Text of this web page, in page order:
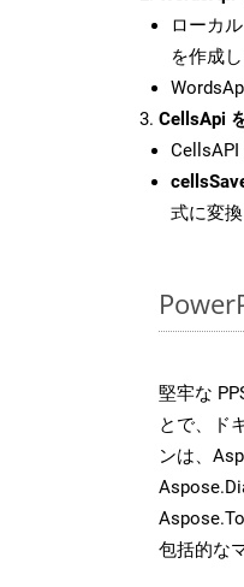
ローカ
を作成し
CellsApi
CellsAPI
式に変
堅牢な
とで、ド
ンは、
包括的な